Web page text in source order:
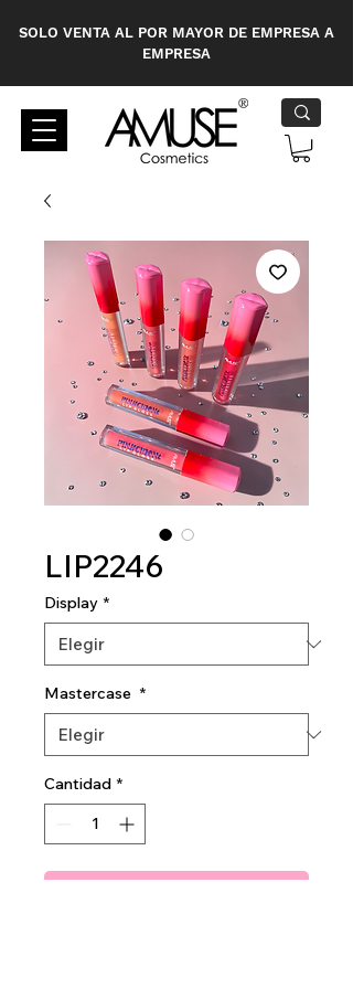
SOLO VENTA AL POR MAYOR DE EMPRESA A
EMPRESA
LIP2246
Display *
Mastercase *
Cantidad *